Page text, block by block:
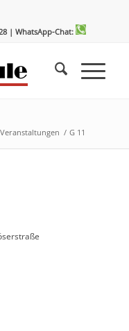
| WhatsApp-Chat:
Veranstaltungen / G 11